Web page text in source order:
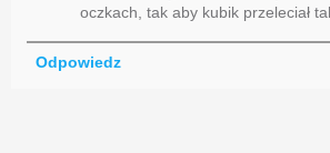
oczkach, tak aby kubik przeleciał
Odpowiedz